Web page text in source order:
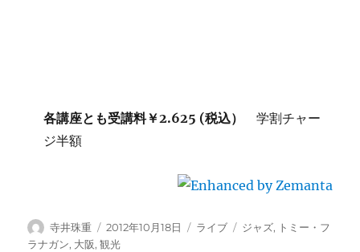
各講座とも受講料￥2.625 (税込）
学割チャー
ジ半額
投
稿
寺井珠重
投
稿
2012年10月18日
カ
ライブ
タ
ジャズ, トミー・フ
ラナガン, 大阪,観光